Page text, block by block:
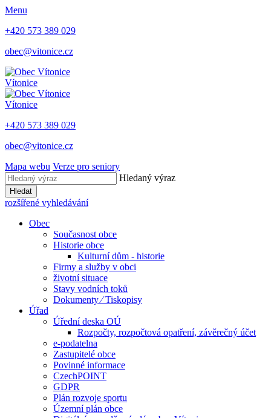
Menu
+420 573 389 029
obec@vitonice.cz
Vítonice
Vítonice
+420 573 389 029
obec@vitonice.cz
Mapa webu Verze pro seniory
Hledaný výraz
Hledat
rozšířené vyhledávání
Obec
Současnost obce
Historie obce
Kulturní dům - historie
Firmy a služby v obci
životní situace
Stavy vodních toků
Dokumenty ⁄ Tiskopisy
Úřad
Úřední deska OÚ
Rozpočty, rozpočtová opatření, závěrečný účet
e-podatelna
Zastupitelé obce
Povinné informace
CzechPOINT
GDPR
Plán rozvoje sportu
Územní plán obce